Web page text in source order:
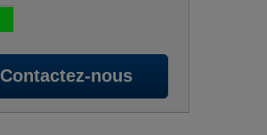
Contactez-nous